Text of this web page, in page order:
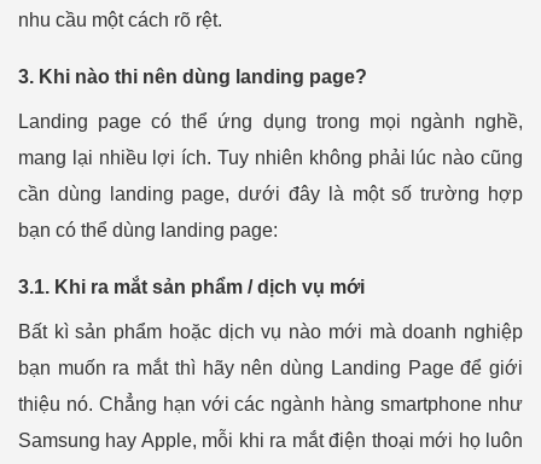
nhu cầu một cách rõ rệt.
3. Khi nào thi nên dùng landing page?
Landing page có thể ứng dụng trong mọi ngành nghề,
mang lại nhiều lợi ích. Tuy nhiên không phải lúc nào cũng
cần dùng landing page, dưới đây là một số trường hợp
bạn có thể dùng landing page:
3.1. Khi ra mắt sản phẩm / dịch vụ mới
Bất kì sản phẩm hoặc dịch vụ nào mới mà doanh nghiệp
bạn muốn ra mắt thì hãy nên dùng Landing Page để giới
thiệu nó. Chẳng hạn với các ngành hàng smartphone như
Samsung hay Apple, mỗi khi ra mắt điện thoại mới họ luôn